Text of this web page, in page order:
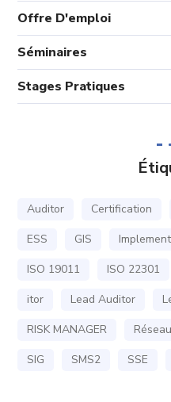
Offre D'emploi
Séminaires
Stages Pratiques
Auditor Certification
ESS
GIS
ISO 19011
ISO 22301
itor
Lead Auditor
RISK MANAGER
SIG
SMS2 SSE